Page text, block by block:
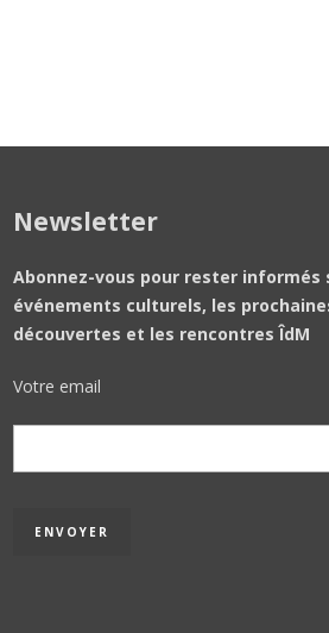
Newsletter
Abonnez-vous pour rester informés
événements culturels, les
découvertes et les rencontres ÎdM
Votre email